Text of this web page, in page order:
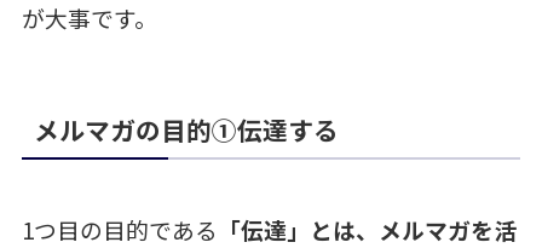
が大事です。
メルマガの目的①伝達する
1つ目の目的である 「伝達」とは、メルマガを活